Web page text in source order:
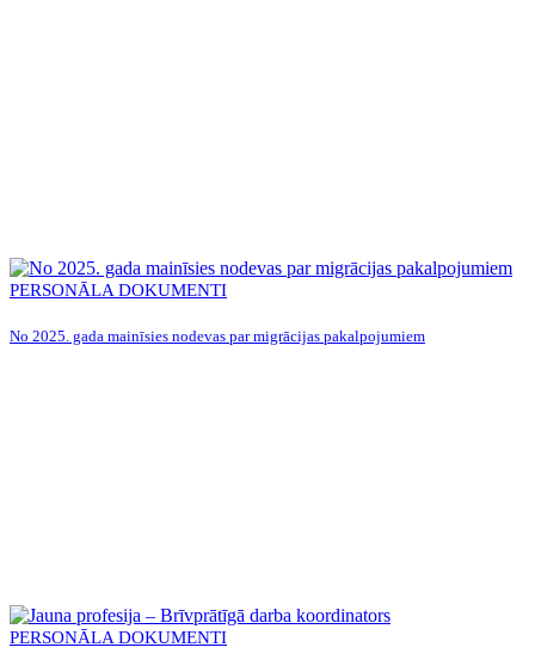
PERSONĀLA DOKUMENTI
No 2025. gada mainīsies nodevas par migrācijas pakalpojumiem
PERSONĀLA DOKUMENTI